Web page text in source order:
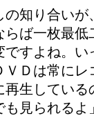
知り合い
ば一枚最
すよね。
Ｄは常に
生してい
見られる